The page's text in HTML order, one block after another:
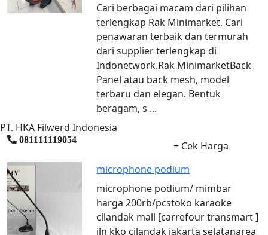
Cari berbagai macam dari pilihan
terlengkap Rak Minimarket. Cari
penawaran terbaik dan termurah
dari supplier terlengkap di
Indonetwork.Rak MinimarketBack
Panel atau back mesh, model
terbaru dan elegan. Bentuk
beragam, s ...
PT. HKA Filwerd Indonesia
081111119054
+ Cek Harga
microphone podium
microphone podium/ mimbar
harga 200rb/pcstoko karaoke
cilandak mall [carrefour transmart ]
jln kko cilandak jakarta selatanarea